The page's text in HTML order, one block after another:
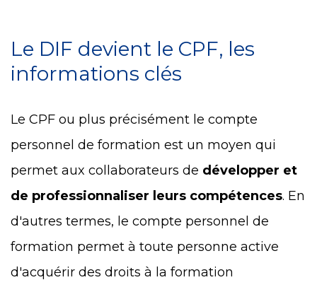
Le DIF devient le CPF, les
informations clés
Le CPF ou plus précisément le compte
personnel de formation est un moyen qui
permet aux collaborateurs de développer et
de professionnaliser leurs compétences. En
d'autres termes, le compte personnel de
formation permet à toute personne active
d'acquérir des droits à la formation